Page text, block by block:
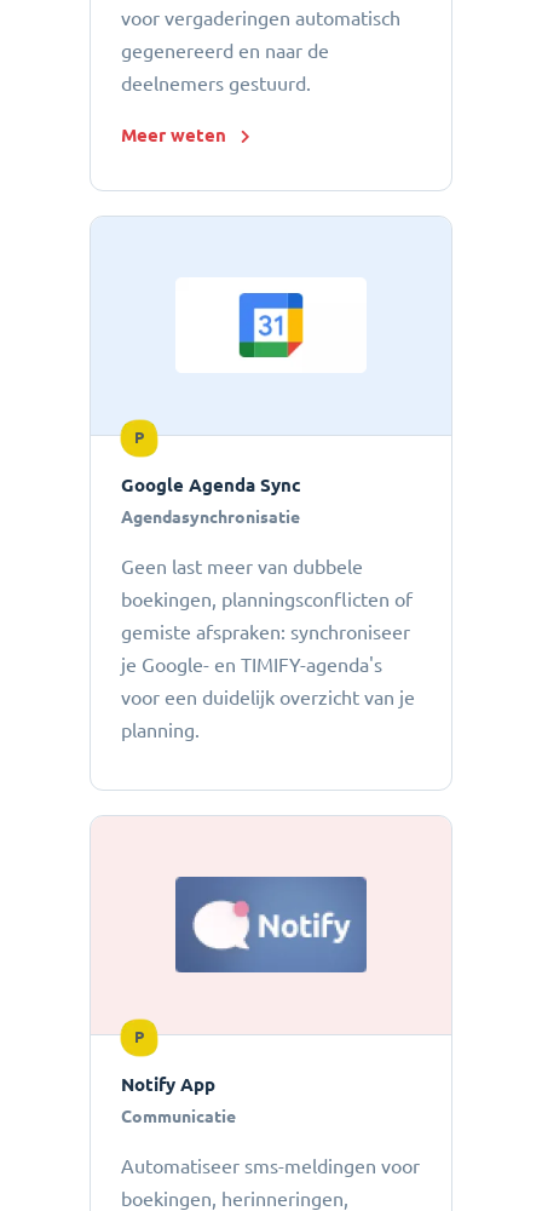
voor vergaderingen automatisch
gegenereerd en naar de
deelnemers gestuurd.
Meer weten
P
Google Agenda Sync
Agendasynchronisatie
Geen last meer van dubbele
boekingen, planningsconflicten of
gemiste afspraken: ​​synchroniseer
je Google- en TIMIFY-agenda's
voor een duidelijk overzicht van je
planning.
P
Notify App
Communicatie
Automatiseer sms-meldingen voor
boekingen, herinneringen,